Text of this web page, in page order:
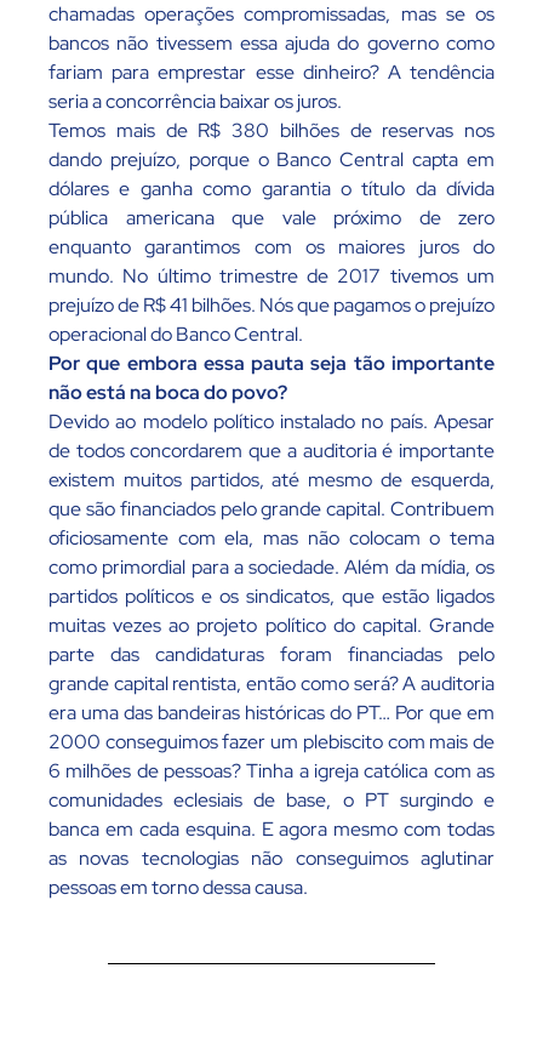
chamadas operações compromissadas, mas se os
bancos não tivessem essa ajuda do governo como
fariam para emprestar esse dinheiro? A tendência
seria a concorrência baixar os juros.
Temos mais de R$ 380 bilhões de reservas nos
dando prejuízo, porque o Banco Central capta em
dólares e ganha como garantia o título da dívida
pública americana que vale próximo de zero
enquanto garantimos com os maiores juros do
mundo. No último trimestre de 2017 tivemos um
prejuízo de R$ 41 bilhões. Nós que pagamos o prejuízo
operacional do Banco Central.
Por que embora essa pauta seja tão importante
não está na boca do povo?
Devido ao modelo político instalado no país. Apesar
de todos concordarem que a auditoria é importante
existem muitos partidos, até mesmo de esquerda,
que são financiados pelo grande capital. Contribuem
oficiosamente com ela, mas não colocam o tema
como primordial para a sociedade. Além da mídia, os
partidos políticos e os sindicatos, que estão ligados
muitas vezes ao projeto político do capital. Grande
parte das candidaturas foram financiadas pelo
grande capital rentista, então como será? A auditoria
era uma das bandeiras históricas do PT… Por que em
2000 conseguimos fazer um plebiscito com mais de
6 milhões de pessoas? Tinha a igreja católica com as
comunidades eclesiais de base, o PT surgindo e
banca em cada esquina. E agora mesmo com todas
as novas tecnologias não conseguimos aglutinar
pessoas em torno dessa causa.